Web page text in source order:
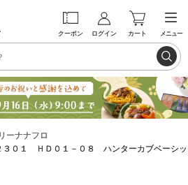
クーポン ログイン カート メニュー
ーナナフロ
３０１ ＨＤ０１－０８ ハンターカブベーシッ